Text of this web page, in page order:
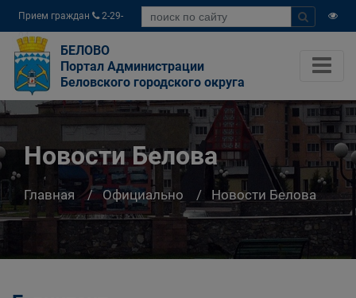
Прием граждан
2-29-
04
БЕЛОВО
Портал Администрации
Беловского городского округа
Новости Белова
Главная Официально Новости Белова